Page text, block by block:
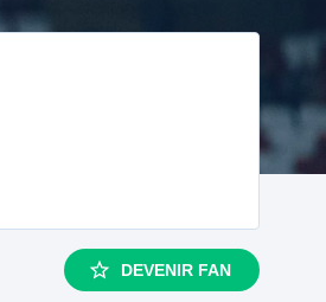
DEVENIR FAN